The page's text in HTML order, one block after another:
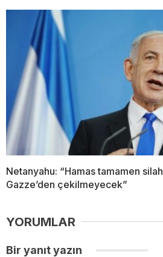
Netanyahu: “Hamas tamamen
Gazze’den çekilmeyecek”
YORUMLAR
Bir yanıt yazın